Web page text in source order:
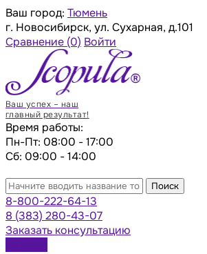
Ваш город: Тюмень
г. Новосибирск, ул. Сухарная, д.101
Сравнение (0) Войти
Ваш успех – наш
главный результат!
Время работы:
Пн-Пт: 08:00 - 17:00
Сб: 09:00 - 14:00
Поиск
8-800-222-64-13
8 (383) 280-43-07
Заказать консультацию